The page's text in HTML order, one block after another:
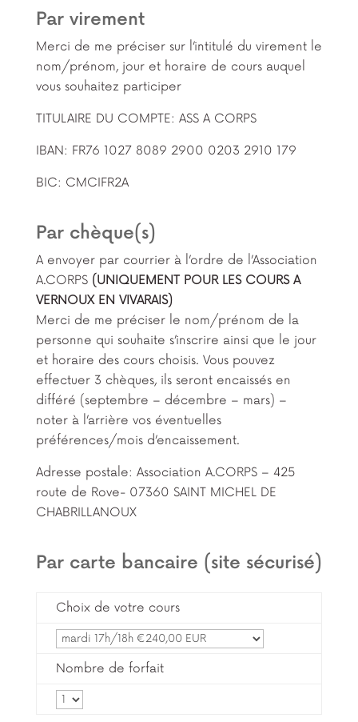
Par virement
Merci de me préciser sur l’intitulé du virement le
nom/prénom, jour et horaire de cours auquel
vous souhaitez participer
TITULAIRE DU COMPTE: ASS A CORPS
IBAN: FR76 1027 8089 2900 0203 2910 179
BIC: CMCIFR2A
Par chèque(s)
A envoyer par courrier à l’ordre de l’Association
A.CORPS (UNIQUEMENT POUR LES COURS A
VERNOUX EN VIVARAIS)
Merci de me préciser le nom/prénom de la
personne qui souhaite s’inscrire ainsi que le jour
et horaire des cours choisis. Vous pouvez
effectuer 3 chèques, ils seront encaissés en
différé (septembre – décembre – mars) –
noter à l’arrière vos éventuelles
préférences/mois d’encaissement.
Adresse postale: Association A.CORPS – 425
route de Rove- 07360 SAINT MICHEL DE
CHABRILLANOUX
Par carte bancaire (site sécurisé)
Choix de votre cours
Nombre de forfait